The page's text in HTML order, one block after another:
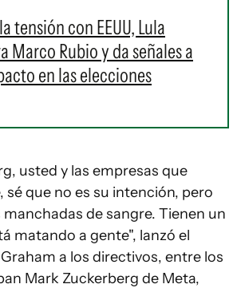
tensión con EEUU, Lula
Marco Rubio y da señales a
en las elecciones
usted y las empresas que
que no es su intención, pero
de sangre. Tienen un
matando a gente", lanzó el
a los directivos, entre los
Mark Zuckerberg de Meta,